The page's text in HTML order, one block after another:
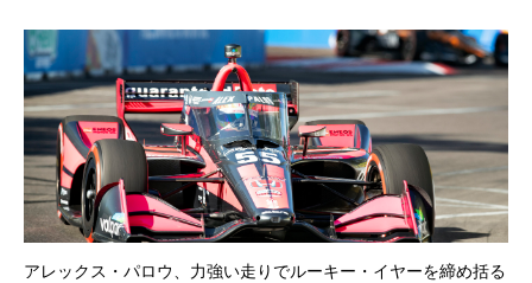
アレックス・パロウ、力強い走りでルーキー・イヤーを締め括る